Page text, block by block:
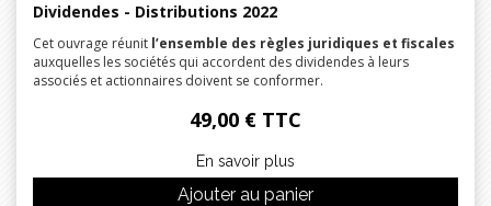
Dividendes - Distributions 2022
Cet ouvrage réunit l’ensemble des règles juridiques et fiscales
auxquelles les sociétés qui accordent des dividendes à leurs
associés et actionnaires doivent se conformer.
49,00 € TTC
En savoir plus
Ajouter au panier